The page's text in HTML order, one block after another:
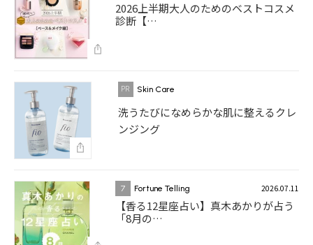
2026上半期大人のためのベストコスメ
診断【…
Skin Care
洗うたびになめらかな肌に整えるクレ
ンジング
7 Fortune Telling 2026.07.11
【香る12星座占い】真木あかりが占う
「8月の…